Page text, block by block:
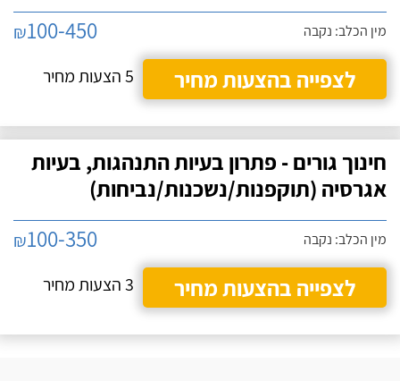
מין הכלב: נקבה ₪100-450
לצפייה בהצעות מחיר
5 הצעות מחיר
חינוך גורים - פתרון בעיות התנהגות, בעיות
אגרסיה (תוקפנות/נשכנות/נביחות)
מין הכלב: נקבה ₪100-350
לצפייה בהצעות מחיר
3 הצעות מחיר